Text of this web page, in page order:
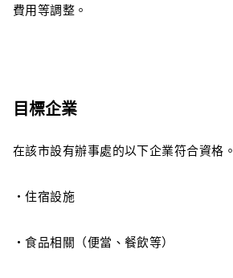
費用等調整。
目標企業
在該市設有辦事處的以下企業符合資格。
・住宿設施
・食品相關（便當、餐飲等）